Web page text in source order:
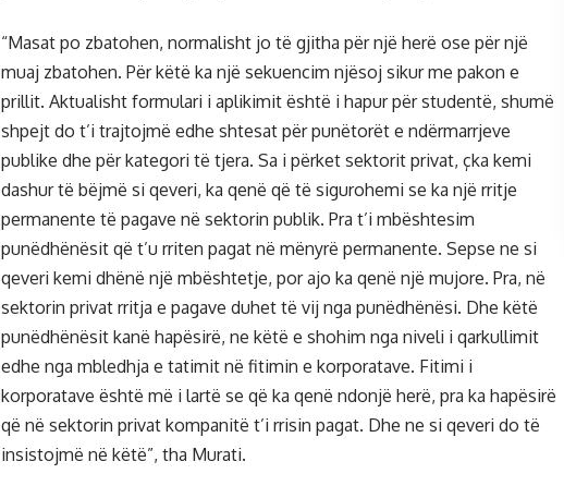
“Masat po zbatohen, normalisht jo të gjitha për një herë ose për një
muaj zbatohen. Për këtë ka një sekuencim njësoj sikur me pakon e
prillit. Aktualisht formulari i aplikimit është i hapur për studentë, shumë
shpejt do t’i trajtojmë edhe shtesat për punëtorët e ndërmarrjeve
publike dhe për kategori të tjera. Sa i përket sektorit privat, çka kemi
dashur të bëjmë si qeveri, ka qenë që të sigurohemi se ka një rritje
permanente të pagave në sektorin publik. Pra t’i mbështesim
punëdhënësit që t’u rriten pagat në mënyrë permanente. Sepse ne si
qeveri kemi dhënë një mbështetje, por ajo ka qenë një mujore. Pra, në
sektorin privat rritja e pagave duhet të vij nga punëdhënësi. Dhe këtë
punëdhënësit kanë hapësirë, ne këtë e shohim nga niveli i qarkullimit
edhe nga mbledhja e tatimit në fitimin e korporatave. Fitimi i
korporatave është më i lartë se që ka qenë ndonjë herë, pra ka hapësirë
që në sektorin privat kompanitë t’i rrisin pagat. Dhe ne si qeveri do të
insistojmë në këtë”, tha Murati.